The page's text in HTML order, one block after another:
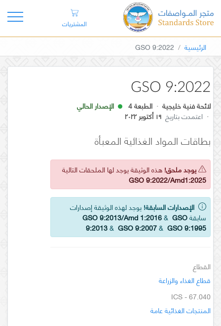
المشتريات
الرئيسية GSO 9:2022
GSO 9:2022
لائحة فنية خليجية · الطبعة 4
الإصدار الحالي
· اعتمدت بتاريخ ١٩ أكتوبر ٢٠٢٢
بطاقات المواد الغذائية المعبأة
يوجد ملحق! هذه الوثيقة يوجد لها الملحقات التالية
GSO 9:2022/Amd1:2025
الإصدارات السابقة! يوجد لهذه الوثيقة إصدارات
سابقة
GSO 9:2013/Amd 1:2016& GSO
9:2013& GSO 9:2007& GSO 9:1995
القطاع
قطاع الغذاء والزراعة
ICS - 67.040
المنتجات الغذائية عامة